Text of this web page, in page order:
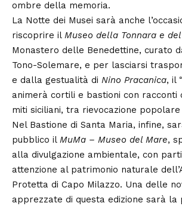
ombre della memoria.
La Notte dei Musei sarà anche
riscoprire il Museo della Tonnara e
Monastero delle Benedettine, curato
Tono-Solemare, e per lasciarsi
e dalla gestualità di Nino Pracanica, il
animerà cortili e bastioni con racconti
miti siciliani, tra rievocazione
Nel Bastione di Santa Maria, infine,
pubblico il MuMa – Museo del Mare,
alla divulgazione ambientale, con
attenzione al patrimonio naturale
Protetta di Capo Milazzo. Una delle
apprezzate di questa edizione sarà la